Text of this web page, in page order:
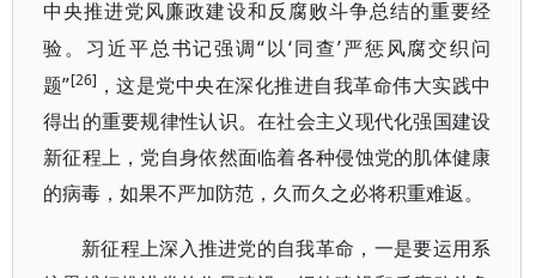
中央推进党风廉政建设和反腐败斗争总结的重要经
验。习近平总书记强调“以‘同查’严惩风腐交织问
题”[26] ，这是党中央在深化推进自我革命伟大实践中
得出的重要规律性认识。在社会主义现代化强国建设
新征程上，党自身依然面临着各种侵蚀党的肌体健康
的病毒，如果不严加防范，久而久之必将积重难返。
新征程上深入推进党的自我革命，一是要运用系